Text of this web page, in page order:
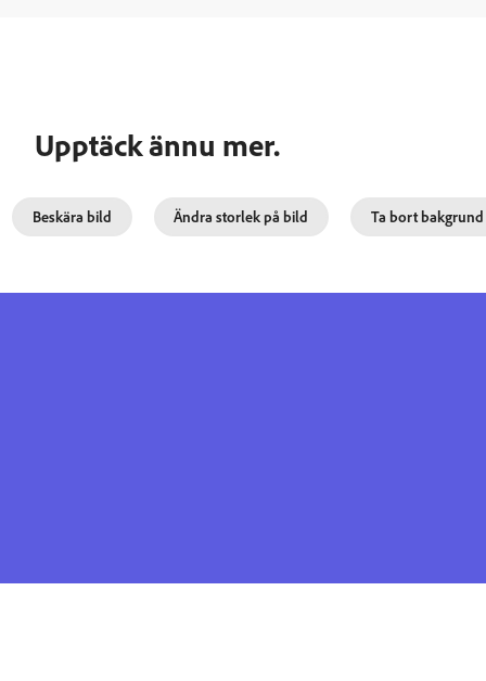
Upptäck ännu mer.
Beskära bild Ändra storlek på bild Ta bort bakgrund